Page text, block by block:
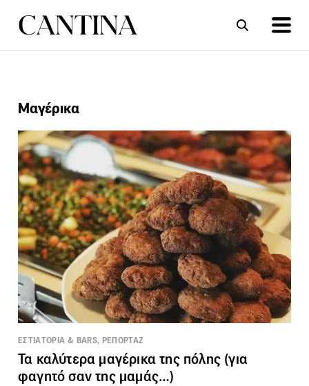
Μαγέρικα
ΕΣΤΙΑΤΟΡΙΑ & BARS, ΡΕΠΟΡΤΑΖ
Τα καλύτερα μαγέρικα της πόλης (για
φαγητό σαν της μαμάς…)